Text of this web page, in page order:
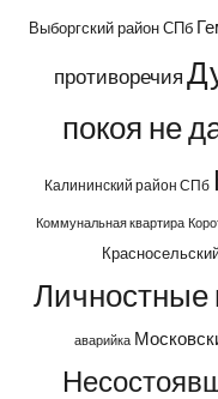
Выборгский район СПб
противоречия
покоя не
Калининский район СПб
Коммунальная квартира
Личностные
аварийка